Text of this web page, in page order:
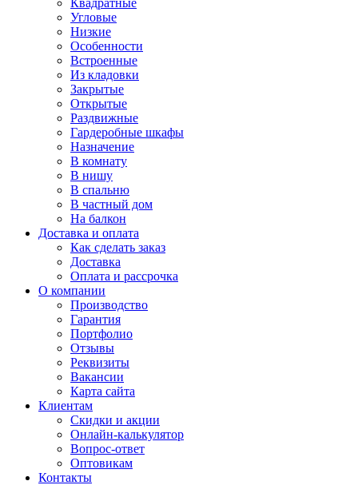
Квадратные
Угловые
Низкие
Особенности
Встроенные
Из кладовки
Закрытые
Открытые
Раздвижные
Гардеробные шкафы
Назначение
В комнату
В нишу
В спальню
В частный дом
На балкон
Доставка и оплата
Как сделать заказ
Доставка
Оплата и рассрочка
О компании
Производство
Гарантия
Портфолио
Отзывы
Реквизиты
Вакансии
Карта сайта
Клиентам
Скидки и акции
Онлайн-калькулятор
Вопрос-ответ
Оптовикам
Контакты